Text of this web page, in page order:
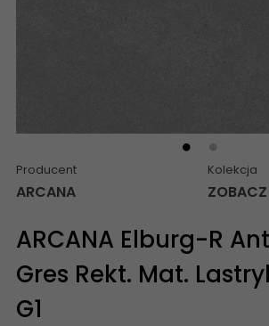
Producent
ARCANA
Kolekcja
ARCANA Elburg-R
Gres Rekt. Mat.
G1